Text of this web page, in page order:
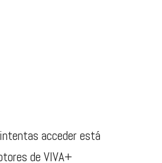
acceder está
de VIVA+